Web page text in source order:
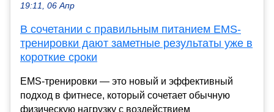
19:11, 06 Апр
В сочетании с правильным питанием EMS-
тренировки дают заметные результаты уже в
короткие сроки
EMS-тренировки — это новый и эффективный
подход в фитнесе, который сочетает обычную
физическую нагрузку с воздействием